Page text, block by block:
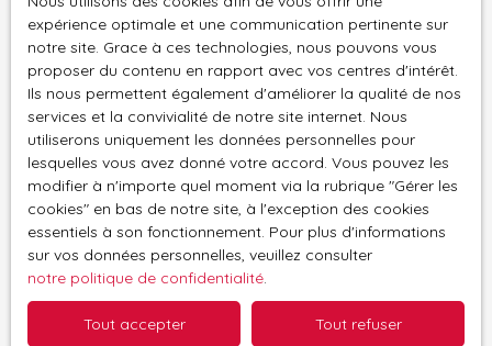
L223-1 du code de la consommation, sur le site
Internet www.bloctel.gouv.fr ou par courrier
adressé à :
Société Worldline, Service Bloctel, CS 61311, 41013
BLOIS CEDEX.
Pour en savoir plus sur le traitement de vos
données personnelles, veuillez consulter notre
politique de confidentialité.
Recevoir des annonces
expérience optimale et une communication pertinente sur
notre site. Grace à ces technologies, nous pouvons vous
proposer du contenu en rapport avec vos centres d'intérêt.
Ils nous permettent également d'améliorer la qualité de nos
services et la convivialité de notre site internet. Nous
utiliserons uniquement les données personnelles pour
lesquelles vous avez donné votre accord. Vous pouvez les
modifier à n'importe quel moment via la rubrique ″Gérer les
cookies″ en bas de notre site, à l'exception des cookies
essentiels à son fonctionnement. Pour plus d'informations
sur vos données personnelles, veuillez consulter
notre politique de confidentialité.
Tout accepter Tout refuser